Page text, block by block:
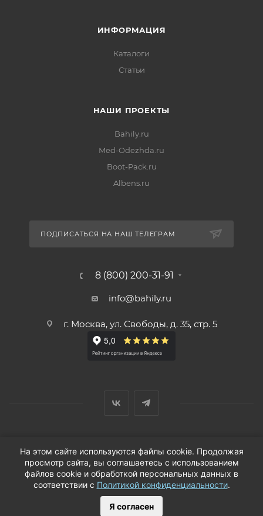
ИНФОРМАЦИЯ
Каталоги
Статьи
НАШИ ПРОЕКТЫ
Bahily.ru
Med-Odezhda.ru
Boot-Pack.ru
Albens.ru
ПОДПИСАТЬСЯ НА НАШ ТЕЛЕГРАМ
8 (800) 200-31-91
info@bahily.ru
г. Москва, ул. Свободы, д. 35, стр. 5
© ООО «Вендорс», 1999-2026 г.
На этом сайте используются файлы cookie. Продолжая
просмотр сайта, вы соглашаетесь с использованием
файлов cookie и обработкой персональных данных в
соответствии с Политикой конфиденциальности.
Я согласен